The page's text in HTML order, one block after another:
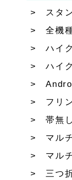
スタ
全機
ハイ
ハイ
フリ
帯無
マル
マル
三つ